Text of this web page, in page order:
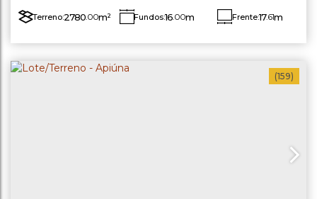
Terreno:2780.00m² Fundos:16.00m Frente:17.61m
(159)